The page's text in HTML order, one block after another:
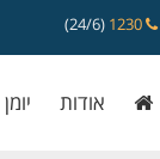
(24/6)
אודות